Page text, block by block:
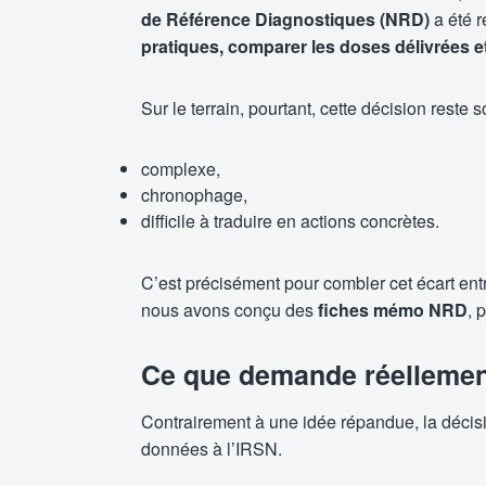
de Référence Diagnostiques (NRD)a été
pratiques, comparer les doses délivrées
Sur le terrain, pourtant, cette décision reste
complexe,
chronophage,
difficile à traduire en actions concrètes.
C’est précisément pour combler cet écart
nous avons conçu desfiches mémo NRD,
Ce que demande
Contrairement à une idée répandue, la
données à l’IRSN.